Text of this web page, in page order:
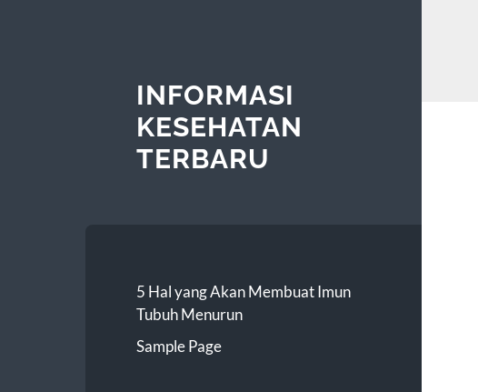
INFORMASI
KESEHATAN
TERBARU
5 Hal yang Akan Membuat Imun
Tubuh Menurun
Sample Page